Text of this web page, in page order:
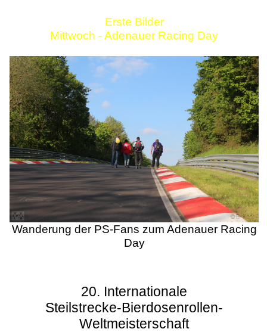
Erste Bilder
Mittwoch - Adenauer Racing Day
Wanderung der PS-Fans zum Adenauer Racing
Day
20. Internationale
Steilstrecke-Bierdosenrollen-
Weltmeisterschaft